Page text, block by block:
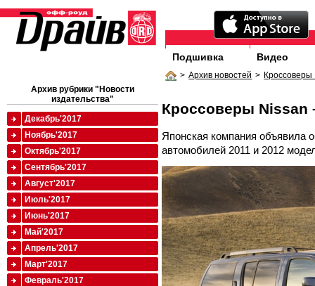
Подшивка Видео
> Архив новостей > Кроссоверы
Кроссоверы Nissan
Японская компания объявила
автомобилей 2011 и 2012
Архив рубрики "Новости
издательства"
Декабрь'2017
Ноябрь'2017
Октябрь'2017
Сентябрь'2017
Август'2017
Июль'2017
Июнь'2017
Май'2017
Апрель'2017
Март'2017
Февраль'2017